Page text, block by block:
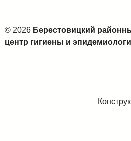
© 2026 Берестовицкий
центр гигиены и